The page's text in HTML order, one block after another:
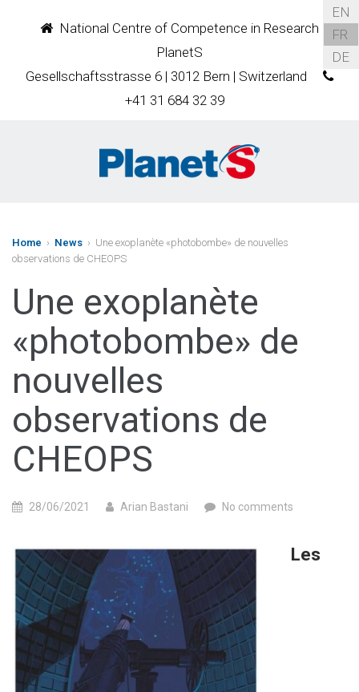
National Centre of Competence in Research
PlanetS
Gesellschaftsstrasse 6 | 3012 Bern | Switzerland
+41 31 684 32 39
EN
FR
DE
Home › News › Une exoplanète «photobombe» de nouvelles
observations de CHEOPS
Une exoplanète
«photobombe» de
nouvelles
observations de
CHEOPS
28/06/2021 Arian Bastani No comments
Les